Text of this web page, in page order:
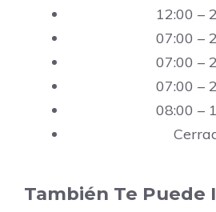
12:00 –
07:00 –
07:00 –
07:00 –
08:00 –
También Te Puede